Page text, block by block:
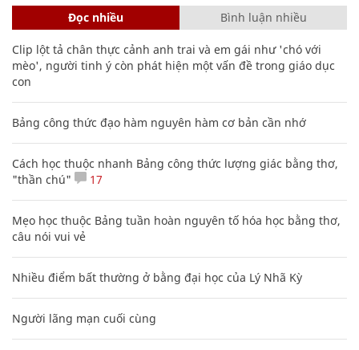
Đọc nhiều Bình luận nhiều
Clip lột tả chân thực cảnh anh trai và em gái như 'chó với
mèo', người tinh ý còn phát hiện một vấn đề trong giáo dục
con
Bảng công thức đạo hàm nguyên hàm cơ bản cần nhớ
Cách học thuộc nhanh Bảng công thức lượng giác bằng thơ,
"thần chú"
17
Mẹo học thuộc Bảng tuần hoàn nguyên tố hóa học bằng thơ,
câu nói vui vẻ
Nhiều điểm bất thường ở bằng đại học của Lý Nhã Kỳ
Người lãng mạn cuối cùng